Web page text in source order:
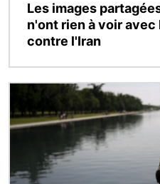
Les images
n'ont rien à voir
contre l'Iran